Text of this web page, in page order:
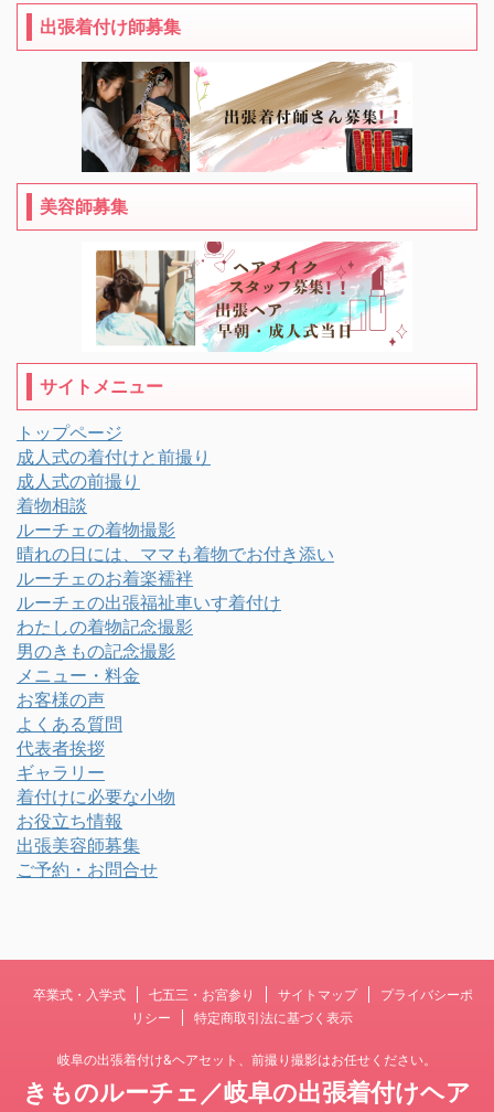
出張着付け師募集
美容師募集
サイトメニュー
トップページ
成人式の着付けと前撮り
成人式の前撮り
着物相談
ルーチェの着物撮影
晴れの日には、ママも着物でお付き添い
ルーチェのお着楽襦袢
ルーチェの出張福祉車いす着付け
わたしの着物記念撮影
男のきもの記念撮影
メニュー・料金
お客様の声
よくある質問
代表者挨拶
ギャラリー
着付けに必要な小物
お役立ち情報
出張美容師募集
ご予約・お問合せ
卒業式・入学式 七五三・お宮参り サイトマップ
プライバシーポ
リシー
特定商取引法に基づく表示
岐阜の出張着付け&ヘアセット、前撮り撮影はお任せください。
きものルーチェ／岐阜の出張着付けヘア